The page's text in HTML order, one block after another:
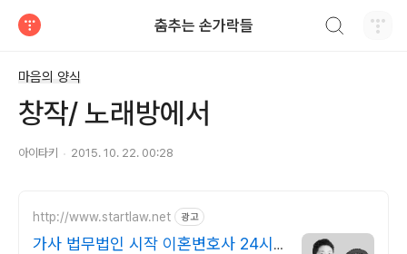
춤추는 손가락들
마음의 양식
창작/ 노래방에서
아이타키 2015. 10. 22. 00:28
http://www.startlaw.net 광고
가사 법무법인 시작 이혼변호사 24시